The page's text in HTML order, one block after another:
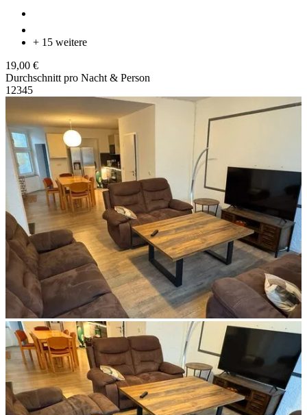
+ 15 weitere
19,00 €
Durchschnitt pro Nacht & Person
1 2345